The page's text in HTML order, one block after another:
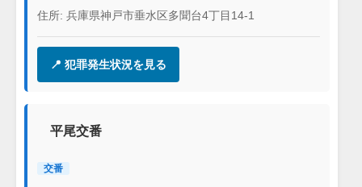
住所: 兵庫県神戸市垂水区多聞台4丁目14-1
📍 犯罪発生状況を見る
平尾交番
交番